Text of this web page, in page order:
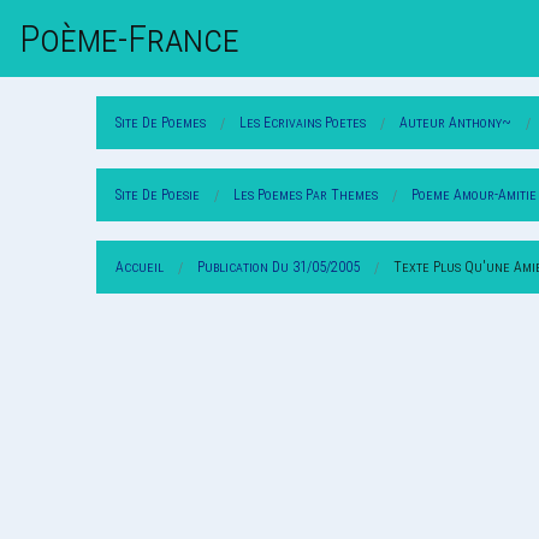
Poème-FrAnce
Site De Poemes Les Ecrivains Poetes Auteur Anthony~
Site De Poesie Les Poemes Par Themes Poeme Amour-Amitie
Accueil Publication Du 31/05/2005 Texte Plus Qu'une